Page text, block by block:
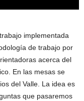
implementada
de trabajo por
acerca del
En las mesas se
del Valle. La idea es
que pasaremos